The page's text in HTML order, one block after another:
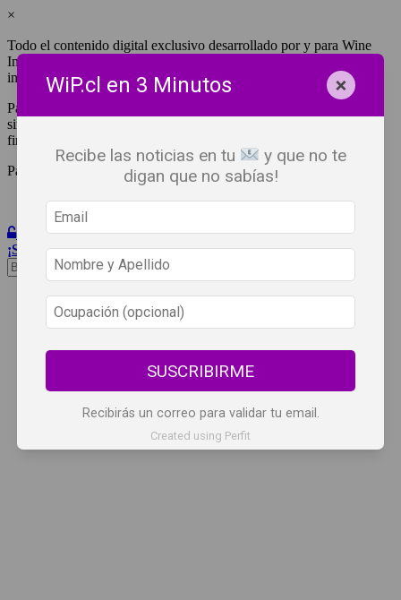
×
Todo el contenido digital exclusivo desarrollado por y para Wine
Independent Press Chile, cuenta con derechos de propiedad
intelectual.
Para tener acceso a una copia y/o impresión de cualquiera de ellos
sin fines de lucro, debes ser #SuscriptorWiP.^Para su réplica con
fines comerciales debes contactar al e-mail
Pagas una sola vez al año y disfrutas por 12 meses.
Iniciar Sesión
¡Suscribete! BeneficiosWiP
Buscar:
Síguenos
WiP.cl en 3 Minutos ×
Recibe las noticias en tu
y que no te
digan que no sabías!
SUSCRIBIRME
Recibirás un correo para validar tu email.
Created using Perfit